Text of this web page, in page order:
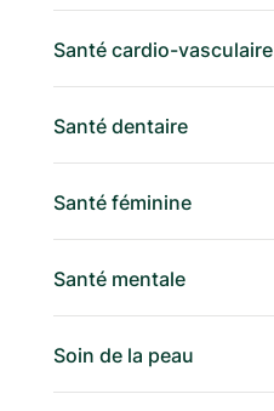
Santé cardio-vasculaire
Santé dentaire
Santé féminine
Santé mentale
Soin de la peau